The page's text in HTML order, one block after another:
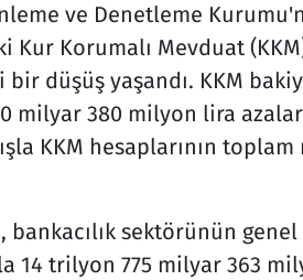
ve Denetleme
Kur Korumalı Mevduat
düşüş yaşandı. KKM
milyar 380 milyon lira
KKM hesaplarının
sektörünün
14 trilyon 775 milyar 363